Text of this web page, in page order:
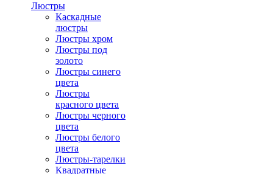
Люстры
Каскадные
люстры
Люстры хром
Люстры под
золото
Люстры синего
цвета
Люстры
красного цвета
Люстры черного
цвета
Люстры белого
цвета
Люстры-тарелки
Квадратные